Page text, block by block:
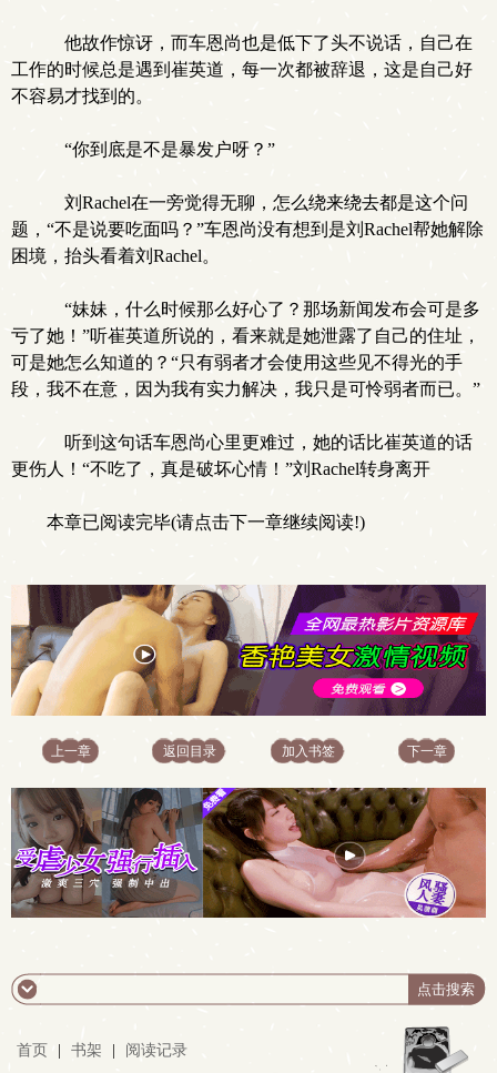
他故作惊讶，而车恩尚也是低下了头不说话，自己在
工作的时候总是遇到崔英道，每一次都被辞退，这是自己好
不容易才找到的。
“你到底是不是暴发户呀？”
刘Rachel在一旁觉得无聊，怎么绕来绕去都是这个问
题，“不是说要吃面吗？”车恩尚没有想到是刘Rachel帮她解除
困境，抬头看着刘Rachel。
“妹妹，什么时候那么好心了？那场新闻发布会可是多
亏了她！”听崔英道所说的，看来就是她泄露了自己的住址，
可是她怎么知道的？“只有弱者才会使用这些见不得光的手
段，我不在意，因为我有实力解决，我只是可怜弱者而已。”
听到这句话车恩尚心里更难过，她的话比崔英道的话
更伤人！“不吃了，真是破坏心情！”刘Rachel转身离开
本章已阅读完毕(请点击下一章继续阅读!)
上一章 返回目录 加入书签 下一章
首页 书架 阅读记录